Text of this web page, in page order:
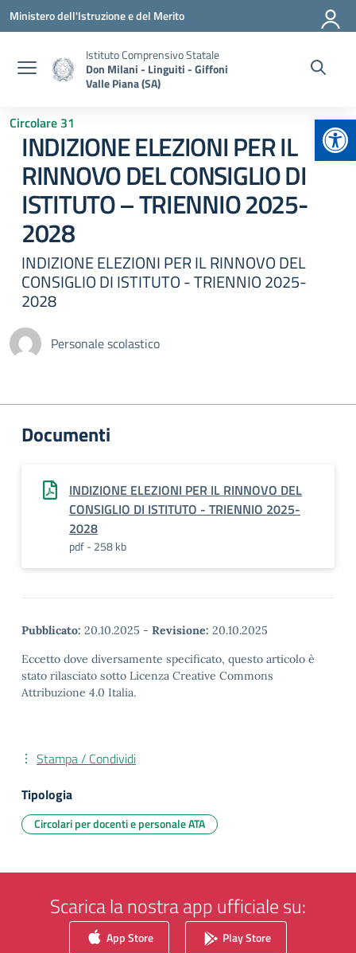
Vai ai contenuti
Vai al menu di navigazione
Vai al footer
Ministero dell'Istruzione e del Merito
Istituto Comprensivo Statale
Don Milani - Linguiti - Giffoni
Valle Piana (SA)
Circolare 31
INDIZIONE ELEZIONI PER IL
RINNOVO DEL CONSIGLIO DI
ISTITUTO – TRIENNIO 2025-
2028
INDIZIONE ELEZIONI PER IL RINNOVO DEL
CONSIGLIO DI ISTITUTO - TRIENNIO 2025-
2028
Personale scolastico
Documenti
INDIZIONE ELEZIONI PER IL RINNOVO DEL
CONSIGLIO DI ISTITUTO - TRIENNIO 2025-
2028
pdf - 258 kb
Pubblicato: 20.10.2025 - Revisione: 20.10.2025
Eccetto dove diversamente specificato, questo articolo è
stato rilasciato sotto Licenza Creative Commons
Attribuzione 4.0 Italia.
Stampa / Condividi
Tipologia
Circolari per docenti e personale ATA
Scarica la nostra app ufficiale su:
App Store Play Store